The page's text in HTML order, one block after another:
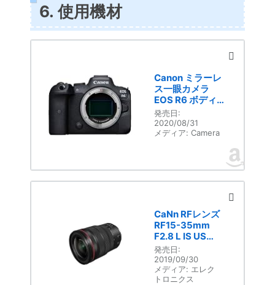
6. 使用機材
Canon ミラーレ
ス一眼カメラ
EOS R6 ボディ
ー EOSR6
発売日:
2020/08/31
メディア: Camera
CaNn RFレンズ
RF15-35mm
F2.8 L IS USM
ブラック
発売日:
2019/09/30
メディア: エレク
トロニクス